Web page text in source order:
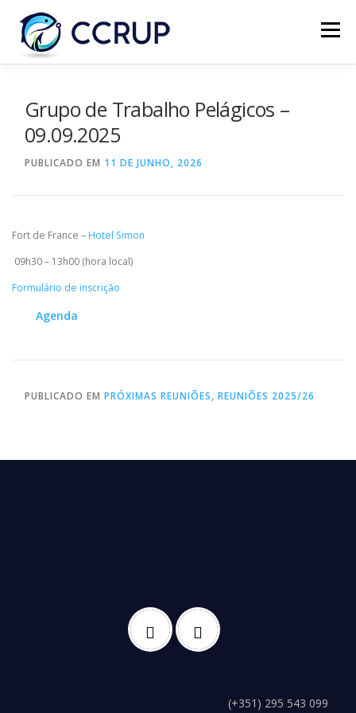
Menu
Grupo de Trabalho Pelágicos –
09.09.2025
PUBLICADO EM 11 DE JUNHO, 2026
Fort de France – Hotel Simon
09h30 – 13h00 (hora local)
Formulário de inscrição
Agenda
PUBLICADO EM PRÓXIMAS REUNIÕES, REUNIÕES 2025/26
(+351) 295 543 099